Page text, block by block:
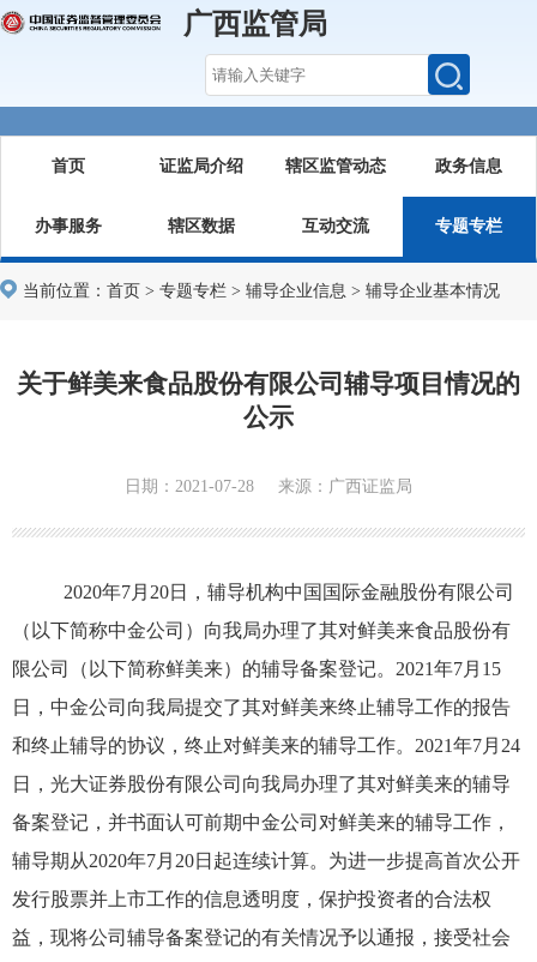
广西监管局
首页 证监局介绍 辖区监管动态 政务信息
办事服务 辖区数据 互动交流 专题专栏
当前位置： 首页 > 专题专栏 > 辅导企业信息 > 辅导企业基本情况
关于鲜美来食品股份有限公司辅导项目情况的
公示
日期：2021-07-28 来源：广西证监局
2020年7月 20日
，辅导机构中国国际金融股份有限公司
（以下简称中金公司）向我局办理了其对鲜美来食品股份有
限公司（以下简称鲜美来）的辅导备案登记。 2021年7月 15
日
，中金公司向我局提交了其对鲜美来终止辅导工作的报告
和终止辅导的协议，终止对鲜美来的辅导工作。 2021年7月 24
日
，光大证券股份有限公司向我局办理了其对鲜美来的辅导
备案登记，并书面认可前期中金公司对鲜美来的辅导工作，
辅导期从2020年7月 20日 起连续计算。为进一步提高首次公开
发行股票并上市工作的信息透明度，保护投资者的合法权
益，现将公司辅导备案登记的有关情况予以通报，接受社会